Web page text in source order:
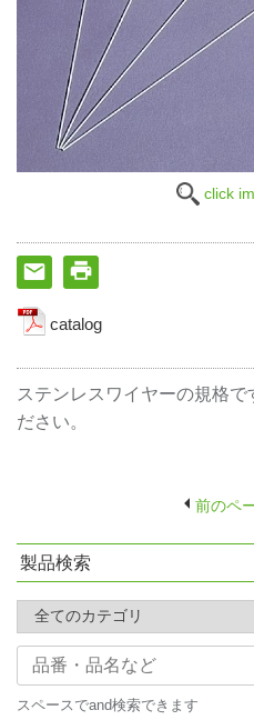
click
catalog
ステンレスワイヤーの規格で
ださい。
前のペ
製品検索
スペースでand検索できます